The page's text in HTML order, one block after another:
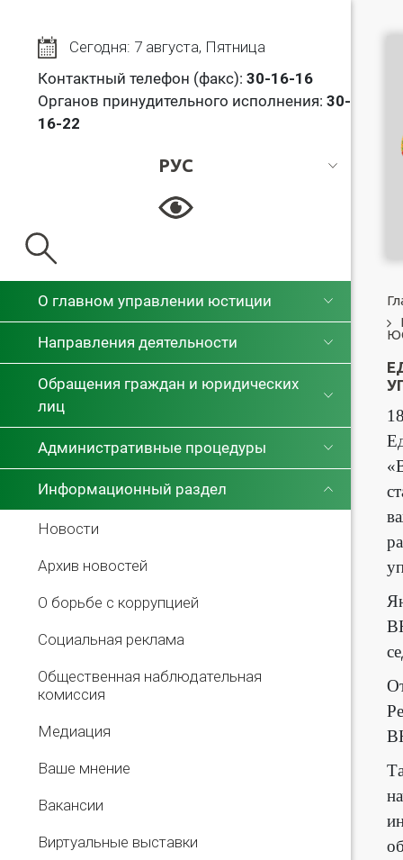
Сегодня: 7 августа, Пятница
Контактный телефон (факс): 30-16-16
Органов принудительного исполнения: 30-
16-22
РУС
РУС
О главном управлении юстиции
Направления деятельности
Обращения граждан и юридических
лиц
Административные процедуры
Информационный раздел
Новости
Архив новостей
О борьбе с коррупцией
Социальная реклама
Общественная наблюдательная
комиссия
Медиация
Ваше мнение
Вакансии
Виртуальные выставки